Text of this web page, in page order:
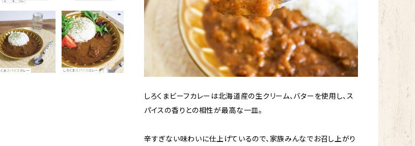
しろくまビーフカレーは北海道産の生クリーム、バターを使用し、ス
パイスの香りとの相性が最高な一皿。
辛すぎない味わいに仕上げているので、家族みんなでお召し上がり